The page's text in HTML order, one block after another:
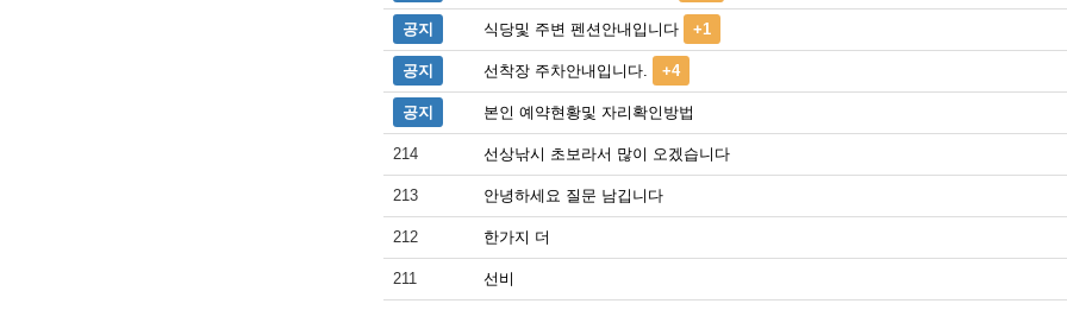
공지 식당및 주변 펜션안내입니다 +1
공지 선착장 주차안내입니다. +4
공지 본인 예약현황및 자리확인방법
214 선상낚시 초보라서 많이 오겠습니다
213 안녕하세요 질문 남깁니다
212 한가지 더
211 선비